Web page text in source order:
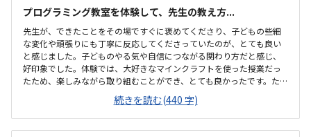
プログラミング教室を体験して、先生の教え方...
先生が、できたことをその場ですぐに褒めてくださり、子どもの些細
な変化や頑張りにも丁寧に反応してくださっていたのが、とても良い
と感じました。子どものやる気や自信につながる関わり方だと感じ、
好印象でした。体験では、大好きなマインクラフトを使った授業だっ
たため、楽しみながら取り組むことができ、とても良かったです。た
だ、今後もずっとマインクラフトを使った内容ではないと伺ったの
で、その後も興味を持って取り組めるかどうかは少し気になる点でし
た。教室は自宅から15分ほどの距離にあり、通いやすいと感じまし
た。また、駐車場もあるため、送り迎えもしやすく、安心して通わせ
続きを読む(440 字)